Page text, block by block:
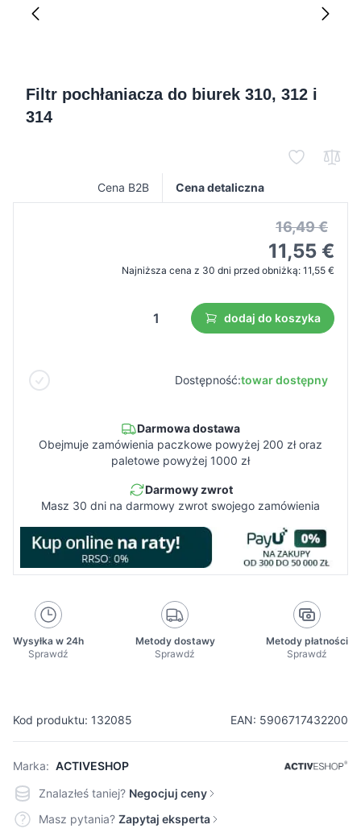
Filtr pochłaniacza do biurek 310, 312 i
314
Kod produktu: 132085 EAN: 5906717432200
Marka: ACTIVESHOP
Cena B2B Cena detaliczna
16,49 €
11,55 €
Najniższa cena z 30 dni przed obniżką: 11,55 €
dodaj do koszyka
Dostępność:towar dostępny
Darmowa dostawa
Obejmuje zamówienia paczkowe powyżej 200 zł oraz
paletowe powyżej 1000 zł
Darmowy zwrot
Masz 30 dni na darmowy zwrot swojego zamówienia
Wysyłka w 24h
Sprawdź
Metody dostawy
Sprawdź
Metody płatności
Sprawdź
Znalazłeś taniej? Negocjuj ceny
Masz pytania? Zapytaj eksperta